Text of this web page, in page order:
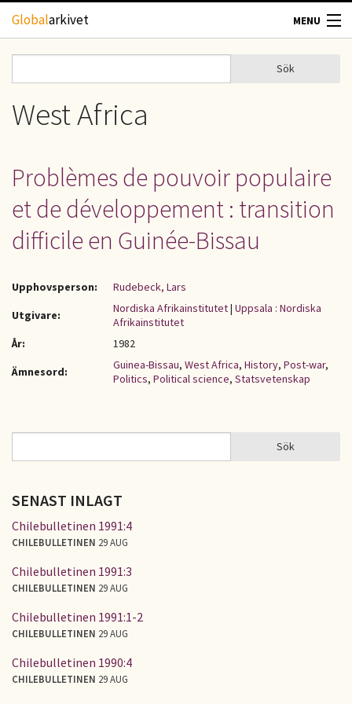
Hoppa till huvudinnehåll
Globalarkivet MENU
TIDSKRIFTER
UPPHOVSRÄTT
OM OSS
Sökformulär
Sök
West Africa
Problèmes de pouvoir populaire
et de développement : transition
difficile en Guinée-Bissau
Upphovsperson:
Rudebeck, Lars
Utgivare:
Nordiska Afrikainstitutet| Uppsala : Nordiska
Afrikainstitutet
År:
1982
Ämnesord:
Guinea-Bissau, West Africa, History, Post-war,
Politics, Political science, Statsvetenskap
SÖKFORMULÄR Sök
SENAST INLAGT
Chilebulletinen 1991:4
CHILEBULLETINEN 29 AUG
Chilebulletinen 1991:3
CHILEBULLETINEN 29 AUG
Chilebulletinen 1991:1-2
CHILEBULLETINEN 29 AUG
Chilebulletinen 1990:4
CHILEBULLETINEN 29 AUG